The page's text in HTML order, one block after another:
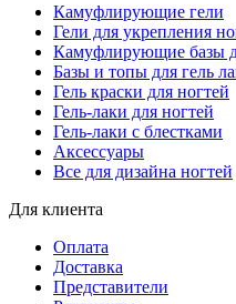
Камуфлирующие гели
Гели для укрепления
Камуфлирующие базы
Базы и топы для гель
Гель краски для ногтей
Гель-лаки для ногтей
Гель-лаки с блестками
Аксессуары
Все для дизайна ногтей
Для клиента
Оплата
Доставка
Представители